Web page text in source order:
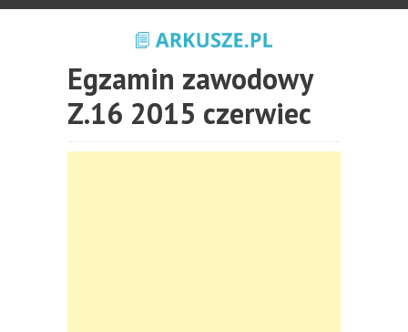
Egzamin zawodowy
Z.16 2015 czerwiec